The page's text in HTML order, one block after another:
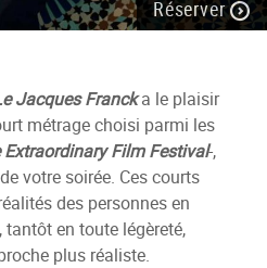
Réserver
Jacques Francka le plaisir
métrage choisi parmi les
Extraordinary Film Festival-,
votre soirée. Ces courts
des personnes en
en toute légèreté,
plus réaliste.